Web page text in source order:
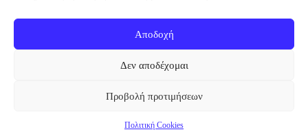
Αποδοχή
Δεν αποδέχομαι
Προβολή προτιμήσεων
Πολιτική Cookies
Κυνηγετική Συνομοσπονδία Ελλάδος
TK 10431 Αθήνα
+30 210-3231271
info@ksellas.gr
© Copyright 2012 - 2026 Κυνηγετική Συνομοσπονδία